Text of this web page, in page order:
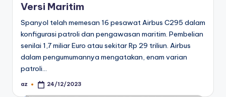
Versi Maritim
Spanyol telah memesan 16 pesawat Airbus C295 dalam
konfigurasi patroli dan pengawasan maritim. Pembelian
senilai 1,7 miliar Euro atau sekitar Rp 29 triliun. Airbus
dalam pengumumannya mengatakan, enam varian
patroli…
Posted
az 24/12/2023